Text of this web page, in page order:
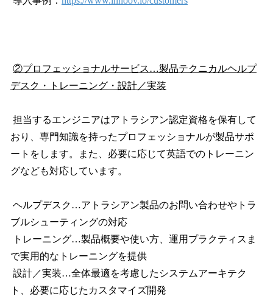
②プロフェッショナルサービス…製品テクニカルヘルプ
デスク・トレーニング・設計／実装
担当するエンジニアはアトラシアン認定資格を保有して
おり、専門知識を持ったプロフェッショナルが製品サポ
ートをします。また、必要に応じて英語でのトレーニン
グなども対応しています。
ヘルプデスク…アトラシアン製品のお問い合わせやトラ
ブルシューティングの対応
トレーニング…製品概要や使い方、運用プラクティスま
で実用的なトレーニングを提供
設計／実装…全体最適を考慮したシステムアーキテク
ト、必要に応じたカスタマイズ開発